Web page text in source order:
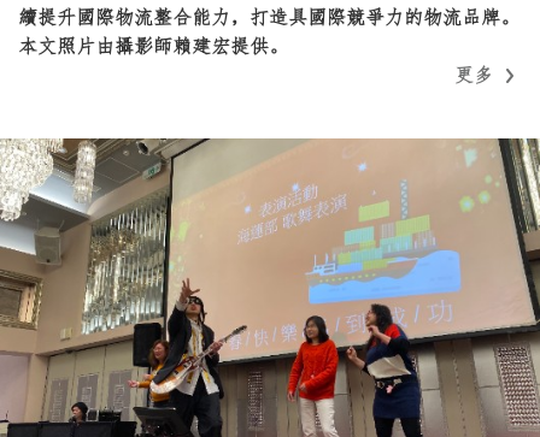
續提升國際物流整合能力，打造具國際競爭力的物流品牌。
本文照片由攝影師賴建宏提供。
更多
更多